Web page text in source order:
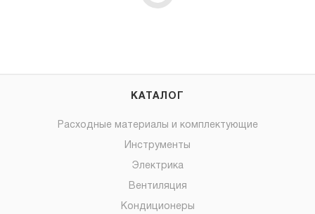
КАТАЛОГ
Расходные материалы и комплектующие
Инструменты
Электрика
Вентиляция
Кондиционеры